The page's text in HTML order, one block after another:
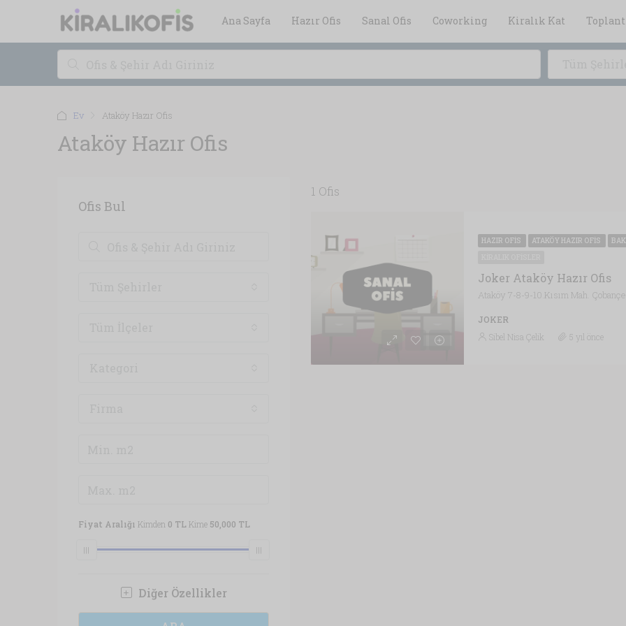
Ana Sayfa Hazır Ofis Sanal Ofis Coworking Kiralık Kat
Ev Ataköy Hazır Ofis
Ataköy Hazır Ofis
1 Ofis
HAZIR OFIS ATAKÖY HAZIR OFIS
Joker Ataköy Hazır Ofis
JOKER
Sibel Nisa Çelik 5 yıl önce
Ofis Bul
Fiyat Aralığı Kimden 0 TL Kime 50,000 TL
Diğer Özellikler